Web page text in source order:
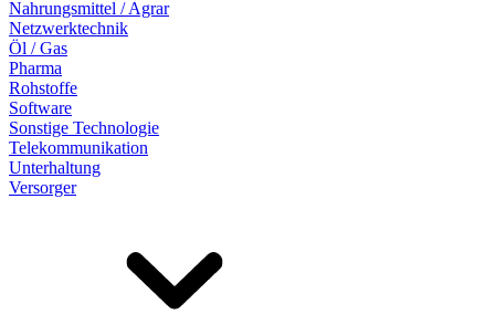
Nahrungsmittel / Agrar
Netzwerktechnik
Öl / Gas
Pharma
Rohstoffe
Software
Sonstige Technologie
Telekommunikation
Unterhaltung
Versorger